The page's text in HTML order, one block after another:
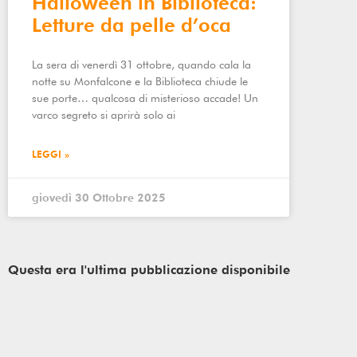
Letture da pelle d’oca
La sera di venerdì 31 ottobre, quando cala la
notte su Monfalcone e la Biblioteca chiude le
sue porte… qualcosa di misterioso accade! Un
varco segreto si aprirà solo ai
LEGGI »
giovedì 30 Ottobre 2025
Questa era l'ultima pubblicazione disponibile